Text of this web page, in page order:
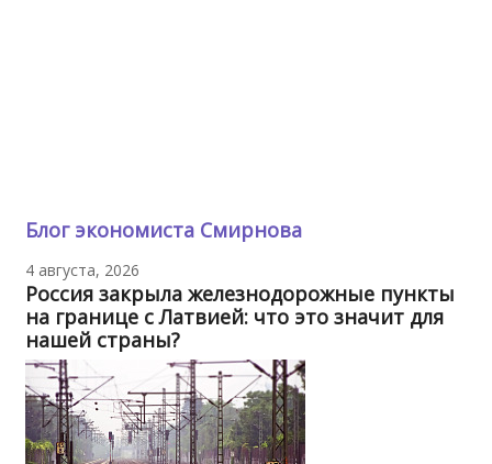
Блог экономиста Смирнова
4 августа, 2026
Россия закрыла железнодорожные пункты
на границе с Латвией: что это значит для
нашей страны?